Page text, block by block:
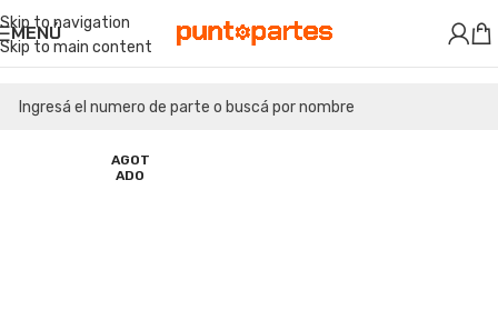
Skip to navigation
Skip to main content
MENÚ
AGOT
ADO